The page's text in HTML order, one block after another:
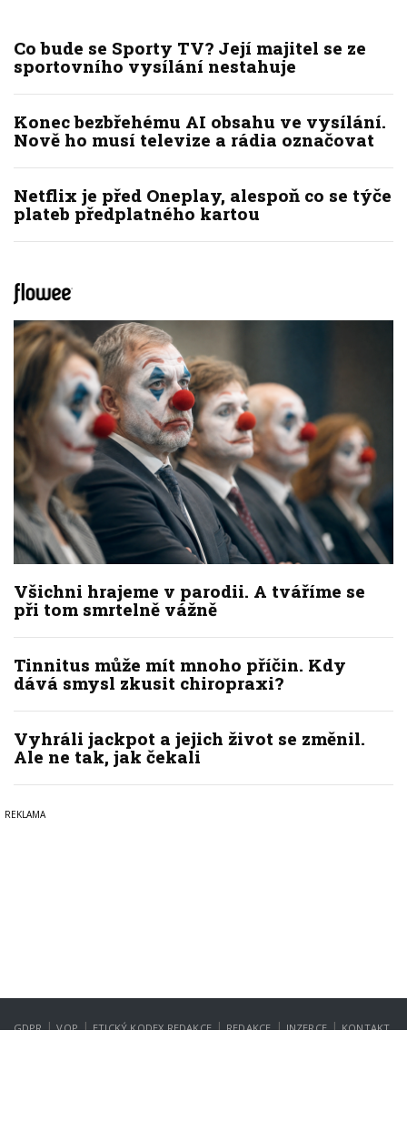
Co bude se Sporty TV? Její majitel se ze
sportovního vysílání nestahuje
Konec bezbřehému AI obsahu ve vysílání.
Nově ho musí televize a rádia označovat
Netflix je před Oneplay, alespoň co se týče
plateb předplatného kartou
Všichni hrajeme v parodii. A tváříme se
při tom smrtelně vážně
Tinnitus může mít mnoho příčin. Kdy
dává smysl zkusit chiropraxi?
Vyhráli jackpot a jejich život se změnil.
Ale ne tak, jak čekali
GDPR | VOP | ETICKÝ KODEX REDAKCE | REDAKCE | INZERCE | KONTAKT